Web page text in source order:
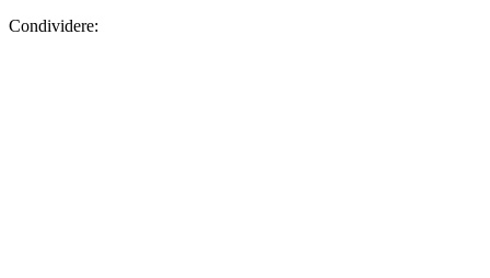
Condividere: